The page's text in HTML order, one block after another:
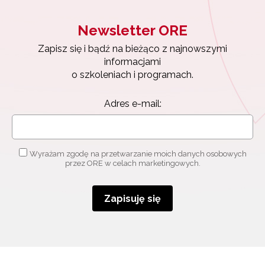
Newsletter ORE
Zapisz się i bądź na bieżąco z najnowszymi
informacjami
o szkoleniach i programach.
Adres e-mail:
Wyrażam zgodę na przetwarzanie moich danych osobowych
przez ORE w celach marketingowych.
Zapisuję się